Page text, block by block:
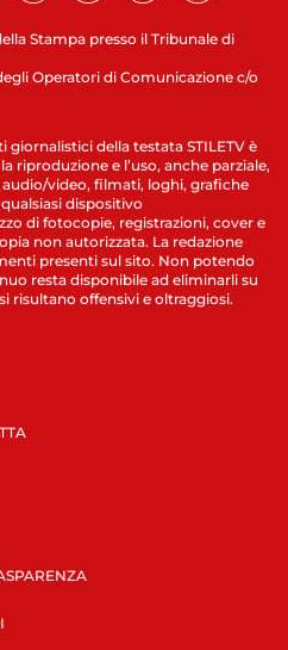
Stampa presso il Tribunale di
Operatori di Comunicazione c/o
della testata STILETV è
riproduzione e l’uso, anche parziale,
video, filmati, loghi, grafiche
dispositivo
di fotocopie, registrazioni, cover e
non autorizzata. La redazione
presenti sul sito. Non potendo
resta disponibile ad eliminarli su
risultano offensivi e oltraggiosi.